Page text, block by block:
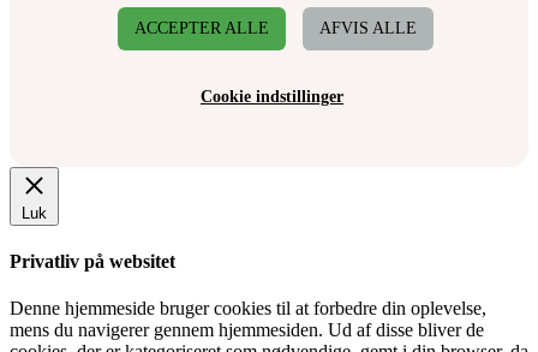
ACCEPTER ALLE AFVIS ALLE
Cookie indstillinger
Luk
Privatliv på websitet
Denne hjemmeside bruger cookies til at forbedre din oplevelse,
mens du navigerer gennem hjemmesiden. Ud af disse bliver de